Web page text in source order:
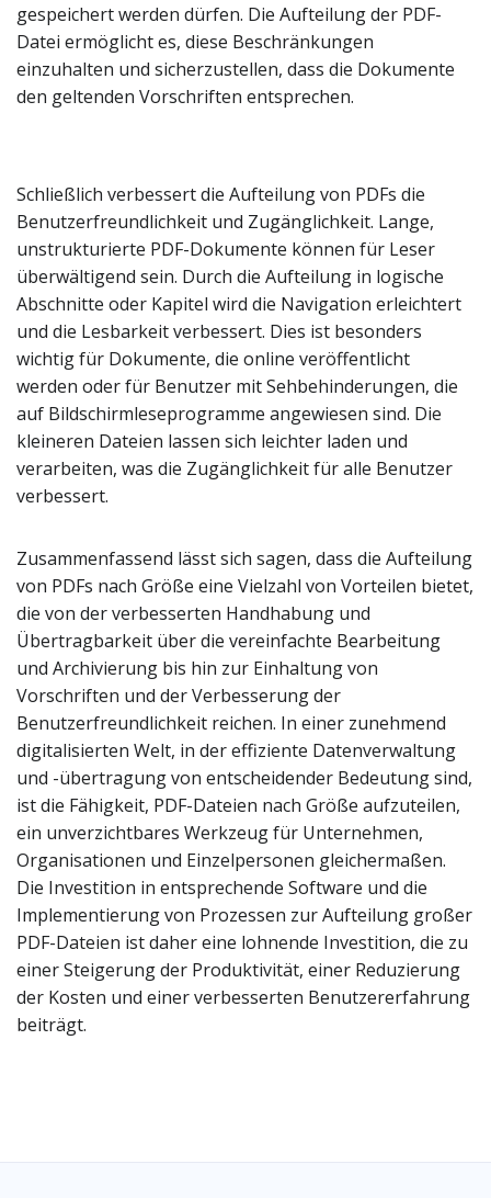
gespeichert werden dürfen. Die Aufteilung der PDF-
Datei ermöglicht es, diese Beschränkungen
einzuhalten und sicherzustellen, dass die Dokumente
den geltenden Vorschriften entsprechen.
Schließlich verbessert die Aufteilung von PDFs die
Benutzerfreundlichkeit und Zugänglichkeit. Lange,
unstrukturierte PDF-Dokumente können für Leser
überwältigend sein. Durch die Aufteilung in logische
Abschnitte oder Kapitel wird die Navigation erleichtert
und die Lesbarkeit verbessert. Dies ist besonders
wichtig für Dokumente, die online veröffentlicht
werden oder für Benutzer mit Sehbehinderungen, die
auf Bildschirmleseprogramme angewiesen sind. Die
kleineren Dateien lassen sich leichter laden und
verarbeiten, was die Zugänglichkeit für alle Benutzer
verbessert.
Zusammenfassend lässt sich sagen, dass die Aufteilung
von PDFs nach Größe eine Vielzahl von Vorteilen bietet,
die von der verbesserten Handhabung und
Übertragbarkeit über die vereinfachte Bearbeitung
und Archivierung bis hin zur Einhaltung von
Vorschriften und der Verbesserung der
Benutzerfreundlichkeit reichen. In einer zunehmend
digitalisierten Welt, in der effiziente Datenverwaltung
und -übertragung von entscheidender Bedeutung sind,
ist die Fähigkeit, PDF-Dateien nach Größe aufzuteilen,
ein unverzichtbares Werkzeug für Unternehmen,
Organisationen und Einzelpersonen gleichermaßen.
Die Investition in entsprechende Software und die
Implementierung von Prozessen zur Aufteilung großer
PDF-Dateien ist daher eine lohnende Investition, die zu
einer Steigerung der Produktivität, einer Reduzierung
der Kosten und einer verbesserten Benutzererfahrung
beiträgt.